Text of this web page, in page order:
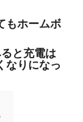
もホームボ
と充電は
なりになっ